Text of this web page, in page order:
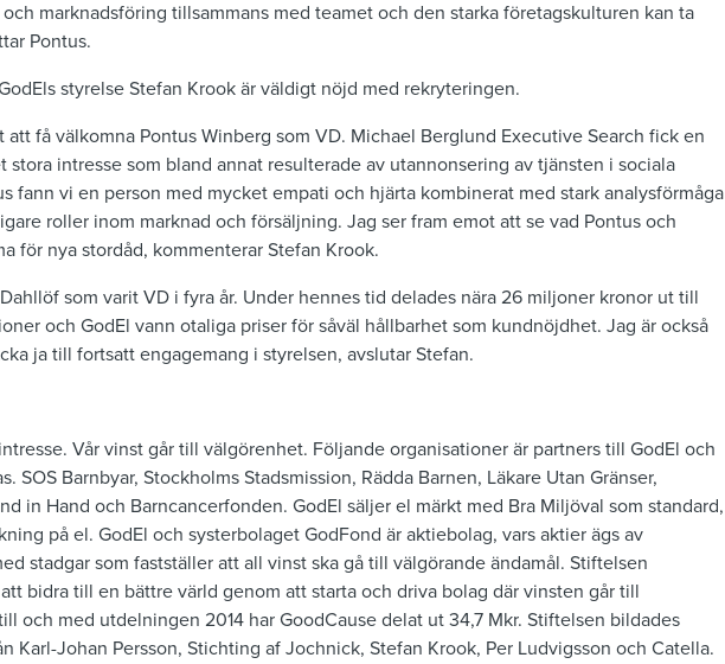
marknadsföring tillsammans med teamet och den starka företagskulturen kan ta
Pontus.
styrelse Stefan Krook är väldigt nöjd med rekryteringen.
få välkomna Pontus Winberg som VD. Michael Berglund Executive Search fick en
intresse som bland annat resulterade av utannonsering av tjänsten i sociala
fann vi en person med mycket empati och hjärta kombinerat med stark analysförmåga
roller inom marknad och försäljning. Jag ser fram emot att se vad Pontus och
för nya stordåd, kommenterar Stefan Krook.
som varit VD i fyra år. Under hennes tid delades nära 26 miljoner kronor ut till
och GodEl vann otaliga priser för såväl hållbarhet som kundnöjdhet. Jag är också
ja till fortsatt engagemang i styrelsen, avslutar Stefan.
Vår vinst går till välgörenhet. Följande organisationer är partners till GodEl och
SOS Barnbyar, Stockholms Stadsmission, Rädda Barnen, Läkare Utan Gränser,
in Hand och Barncancerfonden. GodEl säljer el märkt med Bra Miljöval som standard,
på el. GodEl och systerbolaget GodFond är aktiebolag, vars aktier ägs av
stadgar som fastställer att all vinst ska gå till välgörande ändamål. Stiftelsen
bidra till en bättre värld genom att starta och driva bolag där vinsten går till
och med utdelningen 2014 har GoodCause delat ut 34,7 Mkr. Stiftelsen bildades
Karl-Johan Persson, Stichting af Jochnick, Stefan Krook, Per Ludvigsson och Catella.